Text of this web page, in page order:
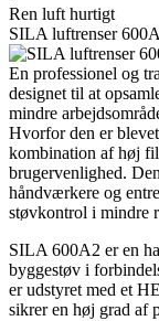
Ren luft hurtigt
SILA luftrenser
En professionel og
designet til at
mindre
Hvorfor den er
kombination af høj
brugervenlighed.
håndværkere og
støvkontrol i mindre
SILA 600A2 er en
byggestøv i
er udstyret med et
sikrer en høj grad af